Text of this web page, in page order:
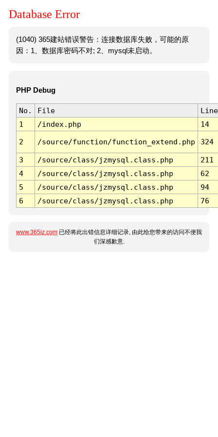
Database Error
(1040) 365建站错误警告：连接数据库失败，可能的原
因：1、数据库密码不对; 2、mysql未启动。
PHP Debug
No. File
Line
1
/index.php 14
2 /source/function/function_extend.php 324
3 /source/class/jzmysql.class.php
211
4
/source/class/jzmysql.class.php
62
5
/source/class/jzmysql.class.php
94
6
/source/class/jzmysql.class.php 76
www.365jz.com 已经将此出错信息详细记录, 由此给您带来的访问不便我
们深感歉意.